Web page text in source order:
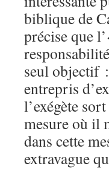
biblique de
précise que
seul objectif
entrepris
l’exégète
mesure où il
dans cette
extravague